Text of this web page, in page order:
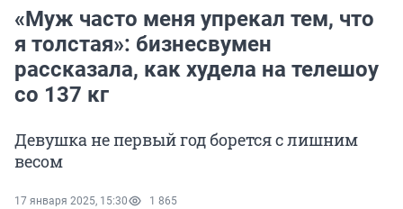
«Муж часто меня упрекал тем, что
я толстая»: бизнесвумен
рассказала, как худела на телешоу
со 137 кг
Девушка не первый год борется с лишним
весом
17 января 2025, 15:30 1 865